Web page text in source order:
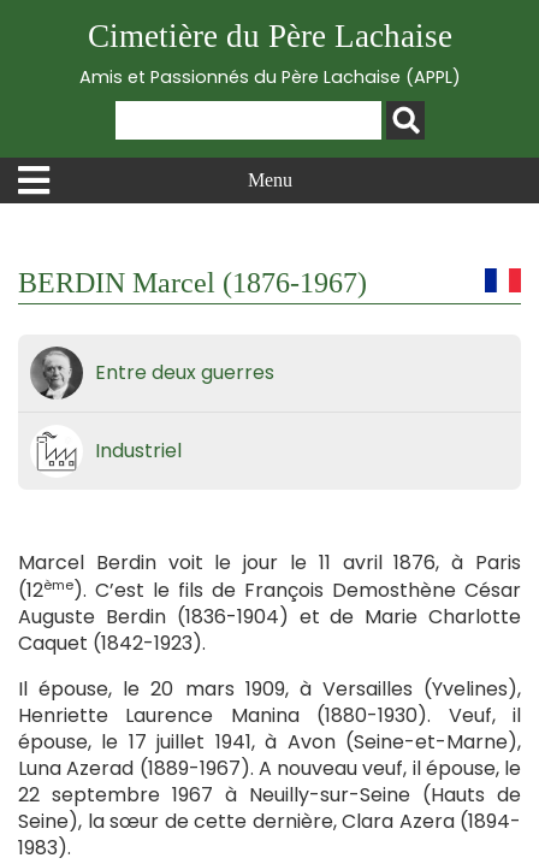
Cimetière du Père Lachaise
Amis et Passionnés du Père Lachaise (APPL)
Menu
BERDIN Marcel (1876-1967)
Entre deux guerres
Industriel
Marcel Berdin voit le jour le 11 avril 1876, à Paris
(12ème). C’est le fils de François Demosthène César
Auguste Berdin (1836-1904) et de Marie Charlotte
Caquet (1842-1923).
Il épouse, le 20 mars 1909, à Versailles (Yvelines),
Henriette Laurence Manina (1880-1930). Veuf, il
épouse, le 17 juillet 1941, à Avon (Seine-et-Marne),
Luna Azerad (1889-1967). A nouveau veuf, il épouse, le
22 septembre 1967 à Neuilly-sur-Seine (Hauts de
Seine), la sœur de cette dernière, Clara Azera (1894-
1983).